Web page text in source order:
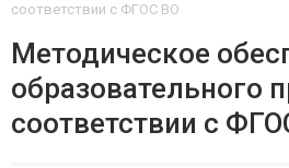
соответствии с ФГОС ВО
Методическое
образовательного
соответствии с